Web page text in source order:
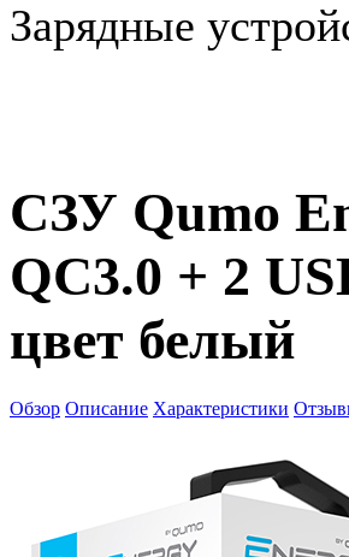
Зарядные
СЗУ Qumo
QC3.0 + 2
цвет белый
Обзор Описание Характеристики